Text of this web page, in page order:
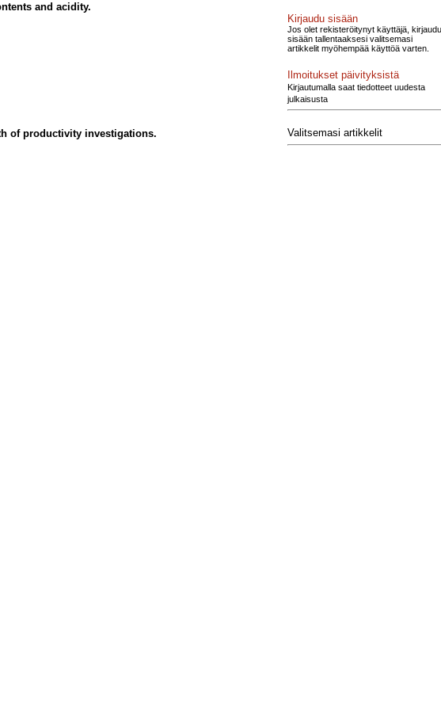
and acidity.
of productivity investigations.
Kirjaudu sisään
Jos olet rekisteröitynyt käyttäjä, kirjaudu
sisään tallentaaksesi valitsemasi
artikkelit myöhempää käyttöä varten.
Ilmoitukset päivityksistä
Kirjautumalla saat tiedotteet uudesta
julkaisusta
Valitsemasi artikkelit